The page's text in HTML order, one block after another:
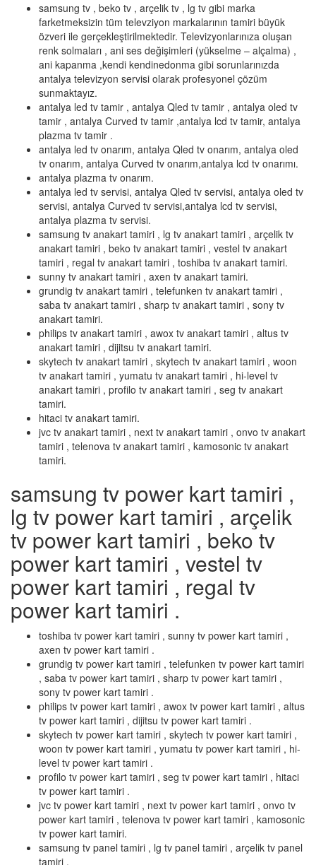
samsung tv , beko tv , arçelik tv , lg tv gibi marka
farketmeksizin tüm televziyon markalarının tamiri büyük
özveri ile gerçekleştirilmektedir. Televizyonlarınıza oluşan
renk solmaları , ani ses değişimleri (yükselme – alçalma) ,
ani kapanma ,kendi kendinedonma gibi sorunlarınızda
antalya televizyon servisi olarak profesyonel çözüm
sunmaktayız.
antalya led tv tamir , antalya Qled tv tamir , antalya oled tv
tamir , antalya Curved tv tamir ,antalya lcd tv tamir, antalya
plazma tv tamir .
antalya led tv onarım, antalya Qled tv onarım, antalya oled
tv onarım, antalya Curved tv onarım,antalya lcd tv onarımı.
antalya plazma tv onarım.
antalya led tv servisi, antalya Qled tv servisi, antalya oled tv
servisi, antalya Curved tv servisi,antalya lcd tv servisi,
antalya plazma tv servisi.
samsung tv anakart tamiri , lg tv anakart tamiri , arçelik tv
anakart tamiri , beko tv anakart tamiri , vestel tv anakart
tamiri , regal tv anakart tamiri , toshiba tv anakart tamiri.
sunny tv anakart tamiri , axen tv anakart tamiri.
grundig tv anakart tamiri , telefunken tv anakart tamiri ,
saba tv anakart tamiri , sharp tv anakart tamiri , sony tv
anakart tamiri.
philips tv anakart tamiri , awox tv anakart tamiri , altus tv
anakart tamiri , dijitsu tv anakart tamiri.
skytech tv anakart tamiri , skytech tv anakart tamiri , woon
tv anakart tamiri , yumatu tv anakart tamiri , hi-level tv
anakart tamiri , profilo tv anakart tamiri , seg tv anakart
tamiri.
hitaci tv anakart tamiri.
jvc tv anakart tamiri , next tv anakart tamiri , onvo tv anakart
tamiri , telenova tv anakart tamiri , kamosonic tv anakart
tamiri.
samsung tv power kart tamiri ,
lg tv power kart tamiri , arçelik
tv power kart tamiri , beko tv
power kart tamiri , vestel tv
power kart tamiri , regal tv
power kart tamiri .
toshiba tv power kart tamiri , sunny tv power kart tamiri ,
axen tv power kart tamiri .
grundig tv power kart tamiri , telefunken tv power kart tamiri
, saba tv power kart tamiri , sharp tv power kart tamiri ,
sony tv power kart tamiri .
philips tv power kart tamiri , awox tv power kart tamiri , altus
tv power kart tamiri , dijitsu tv power kart tamiri .
skytech tv power kart tamiri , skytech tv power kart tamiri ,
woon tv power kart tamiri , yumatu tv power kart tamiri , hi-
level tv power kart tamiri .
profilo tv power kart tamiri , seg tv power kart tamiri , hitaci
tv power kart tamiri .
jvc tv power kart tamiri , next tv power kart tamiri , onvo tv
power kart tamiri , telenova tv power kart tamiri , kamosonic
tv power kart tamiri.
samsung tv panel tamiri , lg tv panel tamiri , arçelik tv panel
tamiri .